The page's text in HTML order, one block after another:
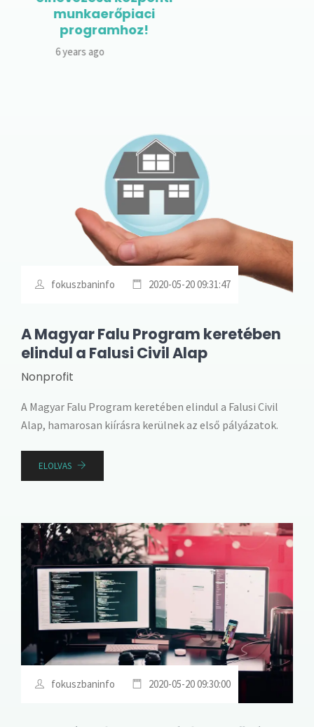
fokuszbaninfo 2020-05-20 09:31:47
A Magyar Falu Program keretében
elindul a Falusi Civil Alap
Nonprofit
A Magyar Falu Program keretében elindul a Falusi Civil
Alap, hamarosan kiírásra kerülnek az első pályázatok.
ELOLVAS
fokuszbaninfo 2020-05-20 09:30:00